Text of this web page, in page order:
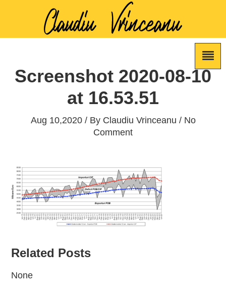
Screenshot 2020-08-10
at 16.53.51
Aug 10,2020 / By Claudiu Vrinceanu / No
Comment
Related Posts
None